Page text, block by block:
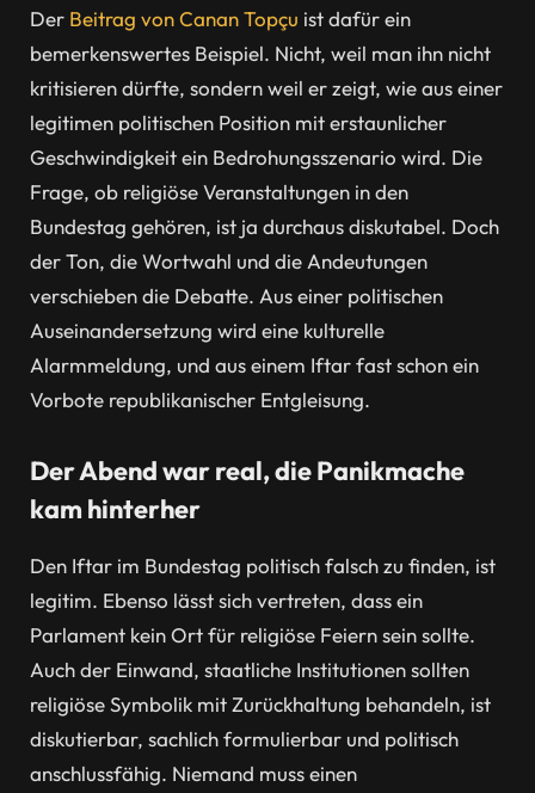
Der Beitrag von Canan Topçu ist dafür ein
bemerkenswertes Beispiel. Nicht, weil man ihn nicht
kritisieren dürfte, sondern weil er zeigt, wie aus einer
legitimen politischen Position mit erstaunlicher
Geschwindigkeit ein Bedrohungsszenario wird. Die
Frage, ob religiöse Veranstaltungen in den
Bundestag gehören, ist ja durchaus diskutabel. Doch
der Ton, die Wortwahl und die Andeutungen
verschieben die Debatte. Aus einer politischen
Auseinandersetzung wird eine kulturelle
Alarmmeldung, und aus einem Iftar fast schon ein
Vorbote republikanischer Entgleisung.
Der Abend war real, die Panikmache
kam hinterher
Den Iftar im Bundestag politisch falsch zu finden, ist
legitim. Ebenso lässt sich vertreten, dass ein
Parlament kein Ort für religiöse Feiern sein sollte.
Auch der Einwand, staatliche Institutionen sollten
religiöse Symbolik mit Zurückhaltung behandeln, ist
diskutierbar, sachlich formulierbar und politisch
anschlussfähig. Niemand muss einen